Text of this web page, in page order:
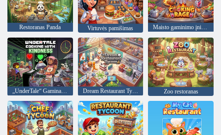
Restoranas Panda Virtuvės pamišimas Maisto gaminimo įniršis
„UnderTale“ Gaminame maloniai Dream Restaurant Tycoon Zoo restoranas